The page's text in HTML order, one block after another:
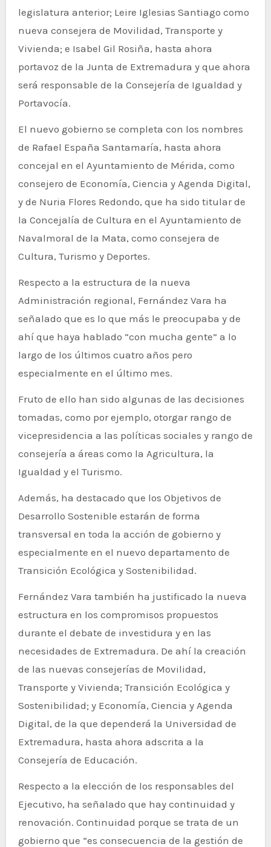
legislatura anterior; Leire Iglesias Santiago como
nueva consejera de Movilidad, Transporte y
Vivienda; e Isabel Gil Rosiña, hasta ahora
portavoz de la Junta de Extremadura y que ahora
será responsable de la Consejería de Igualdad y
Portavocía.
El nuevo gobierno se completa con los nombres
de Rafael España Santamaría, hasta ahora
concejal en el Ayuntamiento de Mérida, como
consejero de Economía, Ciencia y Agenda Digital,
y de Nuria Flores Redondo, que ha sido titular de
la Concejalía de Cultura en el Ayuntamiento de
Navalmoral de la Mata, como consejera de
Cultura, Turismo y Deportes.
Respecto a la estructura de la nueva
Administración regional, Fernández Vara ha
señalado que es lo que más le preocupaba y de
ahí que haya hablado “con mucha gente” a lo
largo de los últimos cuatro años pero
especialmente en el último mes.
Fruto de ello han sido algunas de las decisiones
tomadas, como por ejemplo, otorgar rango de
vicepresidencia a las políticas sociales y rango de
consejería a áreas como la Agricultura, la
Igualdad y el Turismo.
Además, ha destacado que los Objetivos de
Desarrollo Sostenible estarán de forma
transversal en toda la acción de gobierno y
especialmente en el nuevo departamento de
Transición Ecológica y Sostenibilidad.
Fernández Vara también ha justificado la nueva
estructura en los compromisos propuestos
durante el debate de investidura y en las
necesidades de Extremadura. De ahí la creación
de las nuevas consejerías de Movilidad,
Transporte y Vivienda; Transición Ecológica y
Sostenibilidad; y Economía, Ciencia y Agenda
Digital, de la que dependerá la Universidad de
Extremadura, hasta ahora adscrita a la
Consejería de Educación.
Respecto a la elección de los responsables del
Ejecutivo, ha señalado que hay continuidad y
renovación. Continuidad porque se trata de un
gobierno que “es consecuencia de la gestión de